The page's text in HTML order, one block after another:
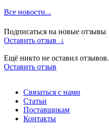
Все новости...
Подписаться на новые отзывы
Оставить отзыв
↓
Ещё никто не оставил отзывов.
Оставить отзыв
Связаться с нами
Статьи
Поставщикам
Контакты